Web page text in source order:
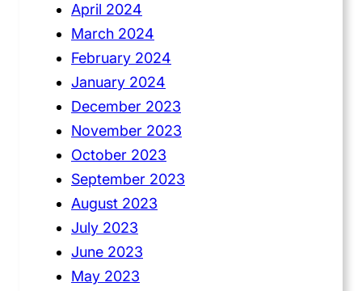
April 2024
March 2024
February 2024
January 2024
December 2023
November 2023
October 2023
September 2023
August 2023
July 2023
June 2023
May 2023